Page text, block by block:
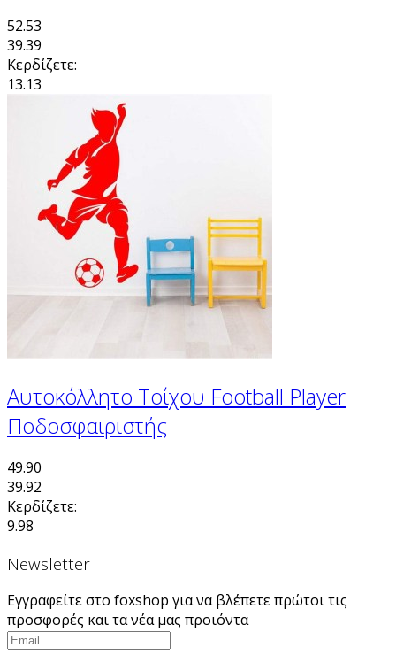
52.53
39.39
Κερδίζετε:
13.13
Αυτοκόλλητο Τοίχου Football Player
Ποδοσφαιριστής
49.90
39.92
Κερδίζετε:
9.98
Newsletter
Εγγραφείτε στο foxshop για να βλέπετε πρώτοι τις
προσφορές και τα νέα μας προιόντα